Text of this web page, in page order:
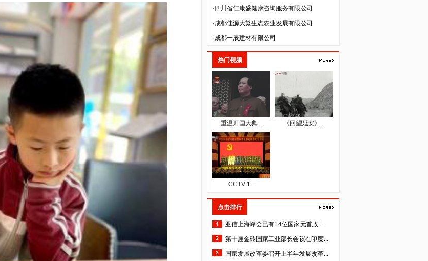
·成都佳源大繁生态农业发展有限公司
·成都一辰建材有限公司
·成都派立食品有限公司
·四川国秀文化艺术传播有限公司
·四川格维生物科技开发有限公司
·四川空分设备（集团）有限公司
·四川泽昌集团有限公司
·中韬华益税务师事务所（成都）有限公司
·成都人人公义文化传播有限公司
·四川美森农业技术开发有限责任公司
·成都市培源科技开发有限公司
·四川纵横天下旅游资源开发有限责任公司
·四川云百汇贸易股份有限公司
·深圳市法兰智联股份有限公司
·深圳市生命能量文化传播有限公司
热门视频
重温开国大典... 《回望延安》...
CCTV 1...
点击排行
亚信上海峰会已有14位国家元首政...
第十届金砖国家工业部长会议在印度...
国家发展改革委召开上半年发展改革...